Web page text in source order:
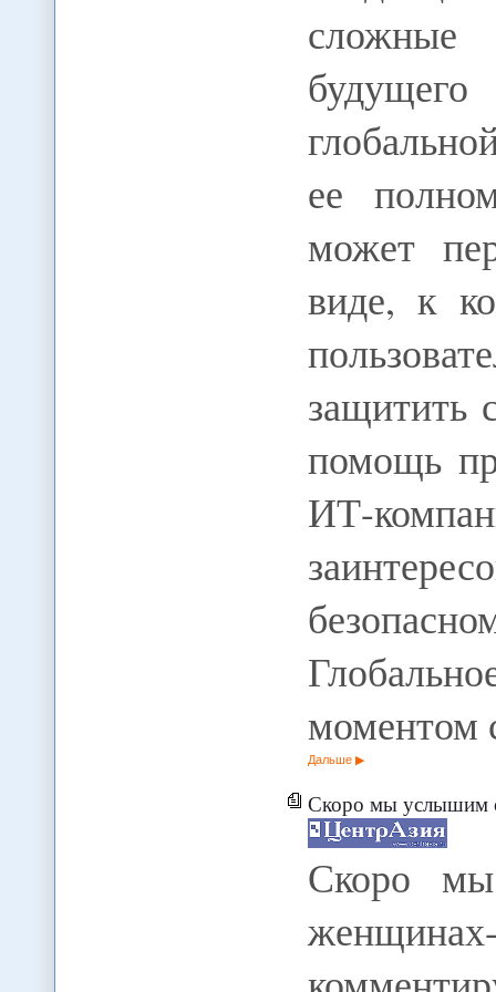
ее
может
виде, к
защитить
помощь
ИТ-
моментом
Дальше
Скоро мы услышим
Скоро